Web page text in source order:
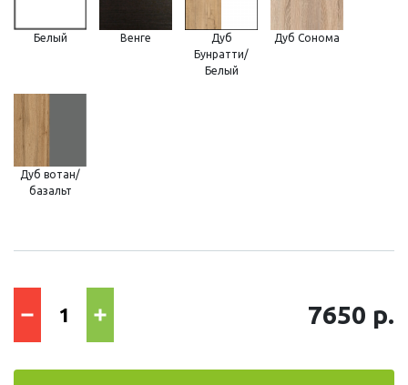
Белый Венге
Дуб
Бунратти/
Белый
Дуб Сонома
Дуб вотан/
базальт
7650 р.